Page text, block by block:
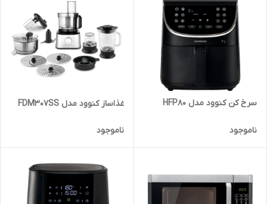
سرخ کن کنوود مدل HFP80
ناموجود
غذاساز کنوود مدل FDM307SS
ناموجود